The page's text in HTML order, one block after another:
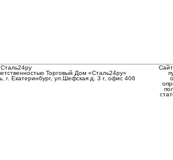
Торговый Дом «Сталь24ру»
г. Екатеринбург, ул.Шефская д. 3 г, офис 406